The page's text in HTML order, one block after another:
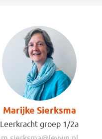
Marijke Sierksma
Leerkracht groep 1/2a